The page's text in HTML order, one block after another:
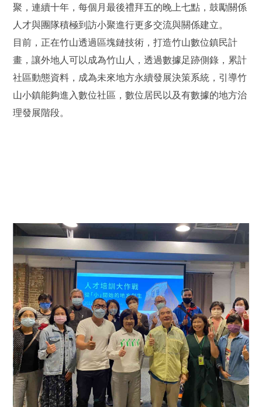
聚，連續十年，每個月最後禮拜五的晚上七點，鼓勵關係
人才與團隊積極到訪小聚進行更多交流與關係建立。
目前，正在竹山透過區塊鏈技術，打造竹山數位鎮民計
畫，讓外地人可以成為竹山人，透過數據足跡側錄，累計
社區動態資料，成為未來地方永續發展決策系統，引導竹
山小鎮能夠進入數位社區，數位居民以及有數據的地方治
理發展階段。